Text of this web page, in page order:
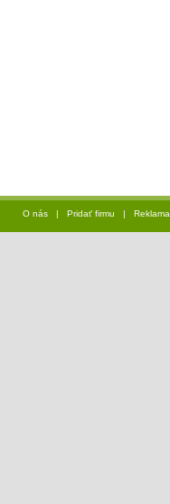
O nás | Pridať firmu | Reklama